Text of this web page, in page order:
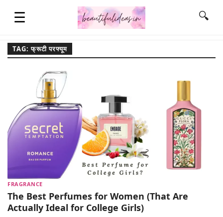
☰
QUOTES
LIFESTYLE
FASHION & STYLE
CONTACT NAME IDEAS
🔍
TAG: फ्रूटी परफ्यूम
FRAGRANCE
The Best Perfumes for Women (That Are
Actually Ideal for College Girls)